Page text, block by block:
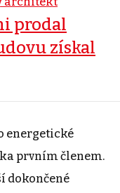
prodal
získal
energetické
prvním členem.
dokončené